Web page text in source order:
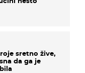
sretno žive,
da ga je